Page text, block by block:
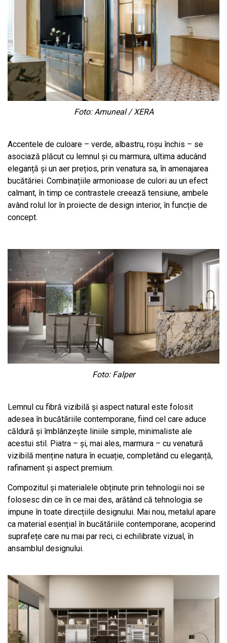
Foto: Amuneal / XERA
Accentele de culoare – verde, albastru, roșu închis – se
asociază plăcut cu lemnul și cu marmura, ultima aducând
eleganță și un aer prețios, prin venatura sa, în amenajarea
bucătăriei. Combinațiile armonioase de culori au un efect
calmant, în timp ce contrastele creează tensiune, ambele
având rolul lor în proiecte de design interior, în funcție de
concept.
Foto: Falper
Lemnul cu fibră vizibilă și aspect natural este folosit
adesea în bucătăriile contemporane, fiind cel care aduce
căldură și îmblânzește liniile simple, minimaliste ale
acestui stil. Piatra – și, mai ales, marmura – cu venatură
vizibilă menține natura în ecuație, completând cu eleganță,
rafinament și aspect premium.
Compozitul și materialele obținute prin tehnologii noi se
folosesc din ce în ce mai des, arătând că tehnologia se
impune în toate direcțiile designului. Mai nou, metalul apare
ca material esențial în bucătăriile contemporane, acoperind
suprafețe care nu mai par reci, ci echilibrate vizual, în
ansamblul designului.